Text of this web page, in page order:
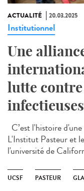
ACTUALITÉ 20.03.2025
Institutionnel
Une
lutte
infectieuses
C’est l'histoire
L'Institut Pasteur et
l'université de
UCSF PASTEUR